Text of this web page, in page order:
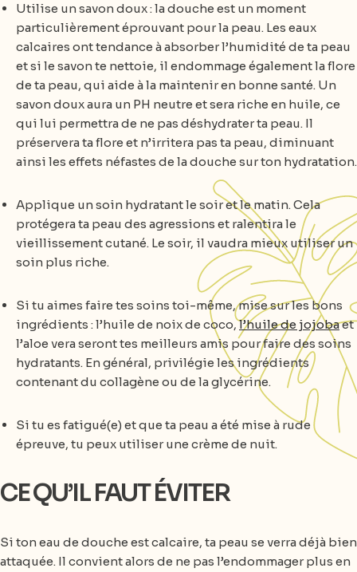
Utilise un savon doux : la douche est un moment
particulièrement éprouvant pour la peau. Les eaux
calcaires ont tendance à absorber l’humidité de ta peau
et si le savon te nettoie, il endommage également la flore
de ta peau, qui aide à la maintenir en bonne santé. Un
savon doux aura un PH neutre et sera riche en huile, ce
qui lui permettra de ne pas déshydrater ta peau. Il
préservera ta flore et n’irritera pas ta peau, diminuant
ainsi les effets néfastes de la douche sur ton hydratation.
Applique un soin hydratant le soir et le matin. Cela
protégera ta peau des agressions et ralentira le
vieillissement cutané. Le soir, il vaudra mieux utiliser un
soin plus riche.
Si tu aimes faire tes soins toi-même, mise sur les bons
ingrédients : l’huile de noix de coco,l’huile de jojobaet
l’aloe vera seront tes meilleurs amis pour faire des soins
hydratants. En général, privilégie les ingrédients
contenant du collagène ou de la glycérine.
Si tu es fatigué(e) et que ta peau a été mise à rude
épreuve, tu peux utiliser une crème de nuit.
CE QU’IL FAUT ÉVITER
Si ton eau de douche est calcaire, ta peau se verra déjà bien
attaquée. Il convient alors de ne pas l’endommager plus en